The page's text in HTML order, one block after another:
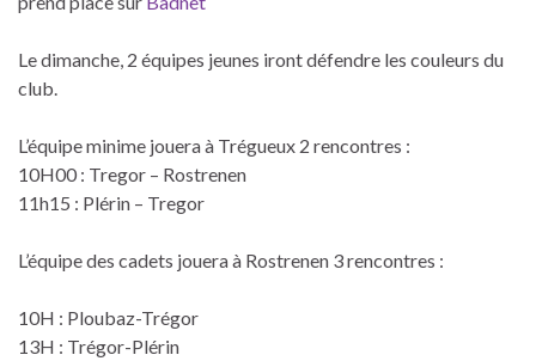
Le dimanche, 2 équipes jeunes iront défendre les couleurs du
club.
L’équipe minime jouera à Trégueux 2 rencontres :
10H00 : Tregor – Rostrenen
11h15 : Plérin – Tregor
L’équipe des cadets jouera à Rostrenen 3 rencontres :
10H : Ploubaz-Trégor
13H : Trégor-Plérin